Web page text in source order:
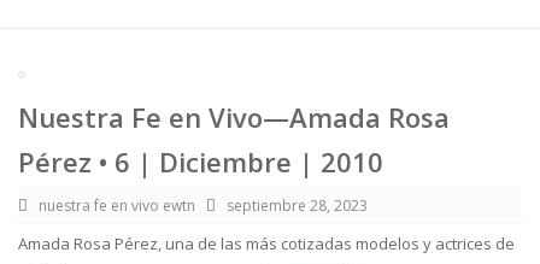
Nuestra Fe en Vivo—Amada Rosa
Pérez • 6 | Diciembre | 2010
nuestra fe en vivo ewtn septiembre 28, 2023
Amada Rosa Pérez, una de las más cotizadas modelos y actrices de